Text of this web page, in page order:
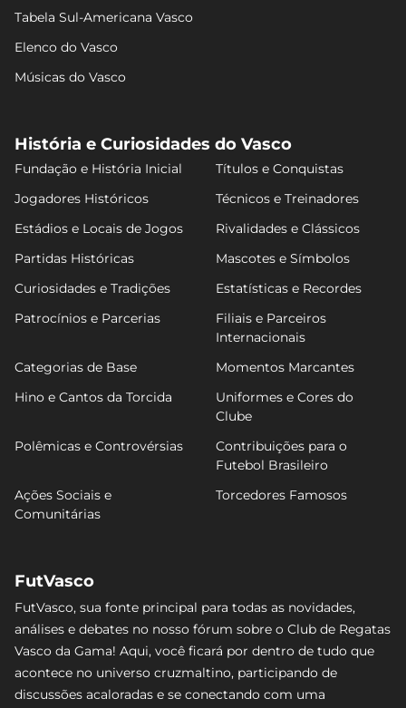
Tabela Sul-Americana Vasco
Elenco do Vasco
Músicas do Vasco
História e Curiosidades do Vasco
Fundação e História Inicial
Títulos e Conquistas
Jogadores Históricos
Técnicos e Treinadores
Estádios e Locais de Jogos
Rivalidades e Clássicos
Partidas Históricas
Mascotes e Símbolos
Curiosidades e Tradições
Estatísticas e Recordes
Patrocínios e Parcerias
Filiais e Parceiros
Internacionais
Categorias de Base
Momentos Marcantes
Hino e Cantos da Torcida
Uniformes e Cores do
Clube
Polêmicas e Controvérsias
Contribuições para o
Futebol Brasileiro
Ações Sociais e
Comunitárias
Torcedores Famosos
FutVasco
FutVasco, sua fonte principal para todas as novidades,
análises e debates no nosso fórum sobre o Club de Regatas
Vasco da Gama! Aqui, você ficará por dentro de tudo que
acontece no universo cruzmaltino, participando de
discussões acaloradas e se conectando com uma